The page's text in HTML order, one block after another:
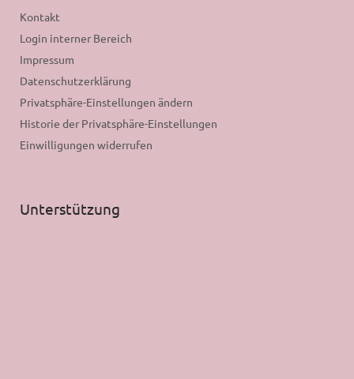
Kontakt
Login interner Bereich
Impressum
Datenschutzerklärung
Privatsphäre-Einstellungen ändern
Historie der Privatsphäre-Einstellungen
Einwilligungen widerrufen
Unterstützung